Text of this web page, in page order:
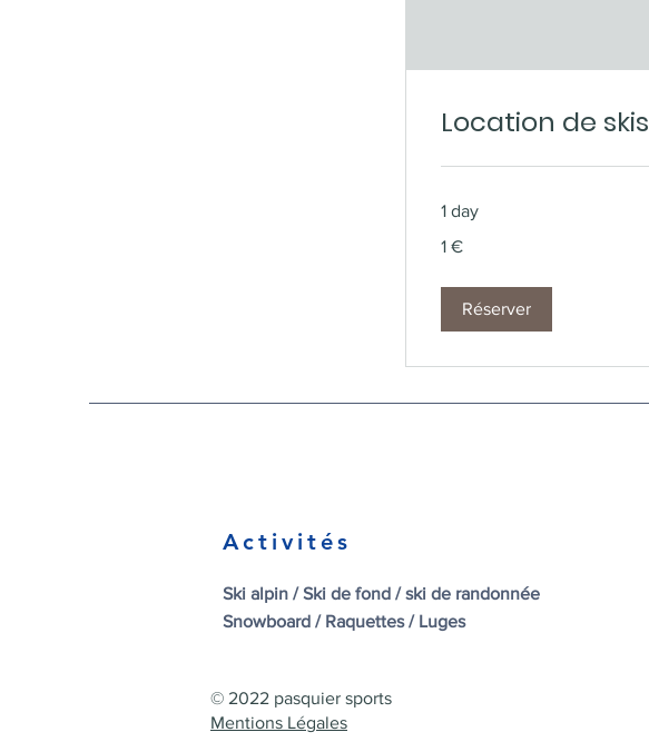
Location de skis
1 day
euro
1 €
Réserver
Activités
Ski alpin / Ski de fond / ski de randonnée
Snowboard / Raquettes / Luges
© 2022 pasquier sports
Mentions Légales